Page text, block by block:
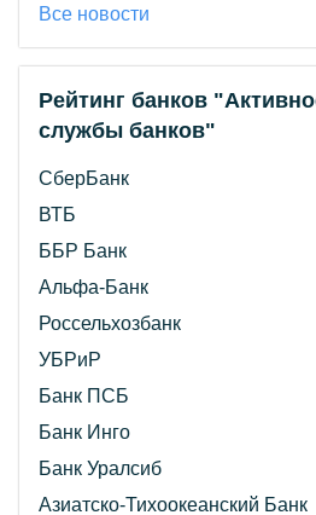
Все новости
Рейтинг банков
службы банков"
СберБанк
ВТБ
ББР Банк
Альфа-Банк
Россельхозбанк
УБРиР
Банк ПСБ
Банк Инго
Банк Уралсиб
Азиатско-Тихоокеанский Банк